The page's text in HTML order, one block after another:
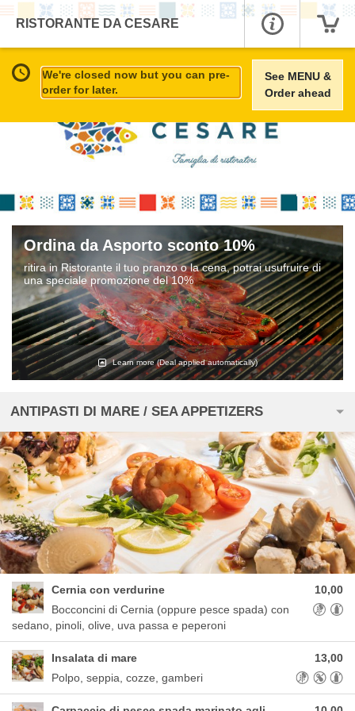
RISTORANTE DA CESARE
We're closed now but you can pre-
order for later.
See MENU &
Order ahead
Ordina da Asporto sconto 10%
ritira in Ristorante il tuo pranzo o la cena, potrai usufruire di
una speciale promozione del 10%
Learn more(Deal applied automatically)
ANTIPASTI DI MARE / SEA APPETIZERS
Cernia con verdurine
Bocconcini di Cernia (oppure pesce spada) con
sedano, pinoli, olive, uva passa e peperoni
10,00
Insalata di mare
Polpo, seppia, cozze, gamberi
13,00
Allergens: